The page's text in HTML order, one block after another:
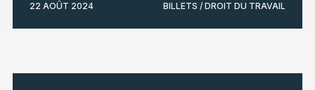
22 AOÛT 2024 BILLETS / DROIT DU TRAVAIL